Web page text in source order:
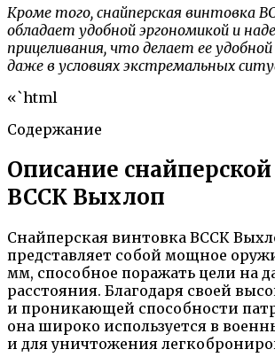
Кроме того, снайперская винтовка
обладает удобной эргономикой и
прицеливания, что делает ее удобной
даже в условиях экстремальных
«`html
Содержание
Описание
ВССК Выхлоп
Снайперская винтовка ВССК
представляет собой мощное
мм, способное поражать цели на
расстояния. Благодаря своей
и проникающей способности
она широко используется в
и для уничтожения